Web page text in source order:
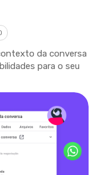
da conversa
para o seu